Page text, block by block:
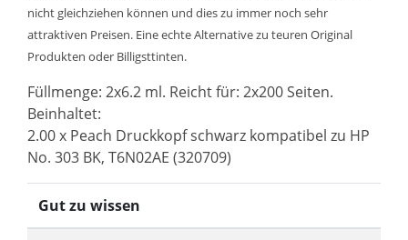
nicht gleichziehen können und dies zu immer noch sehr
attraktiven Preisen. Eine echte Alternative zu teuren Original
Produkten oder Billigsttinten.
Füllmenge: 2x6.2 ml. Reicht für: 2x200 Seiten.
Beinhaltet:
2.00 x Peach Druckkopf schwarz kompatibel zu HP
No. 303 BK, T6N02AE (320709)
Gut zu wissen